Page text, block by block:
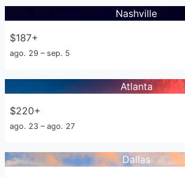
Nashville
$187+
ago. 29 – sep. 5
Atlanta
$220+
ago. 23 – ago. 27
Dallas